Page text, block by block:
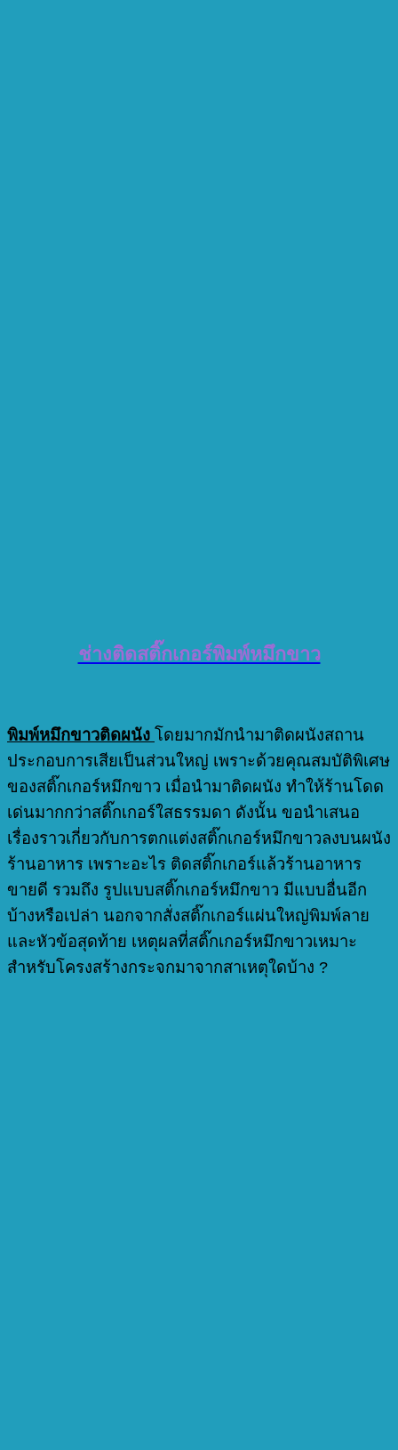
ช่างติดสติ๊กเกอร์พิมพ์หมึกขาว
พิมพ์หมึกขาวติดผนัง โดยมากมักนำมาติดผนังสถาน
ประกอบการเสียเป็นส่วนใหญ่ เพราะด้วยคุณสมบัติพิเศษ
ของสติ๊กเกอร์หมึกขาว เมื่อนำมาติดผนัง ทำให้ร้านโดด
เด่นมากกว่าสติ๊กเกอร์ใสธรรมดา ดังนั้น ขอนำเสนอ
เรื่องราวเกี่ยวกับการตกแต่งสติ๊กเกอร์หมึกขาวลงบนผนัง
ร้านอาหาร เพราะอะไร ติดสติ๊กเกอร์แล้วร้านอาหาร
ขายดี รวมถึง รูปแบบสติ๊กเกอร์หมึกขาว มีแบบอื่นอีก
บ้างหรือเปล่า นอกจากสั่งสติ๊กเกอร์แผ่นใหญ่พิมพ์ลาย
และหัวข้อสุดท้าย เหตุผลที่สติ๊กเกอร์หมึกขาวเหมาะ
สำหรับโครงสร้างกระจกมาจากสาเหตุใดบ้าง ?